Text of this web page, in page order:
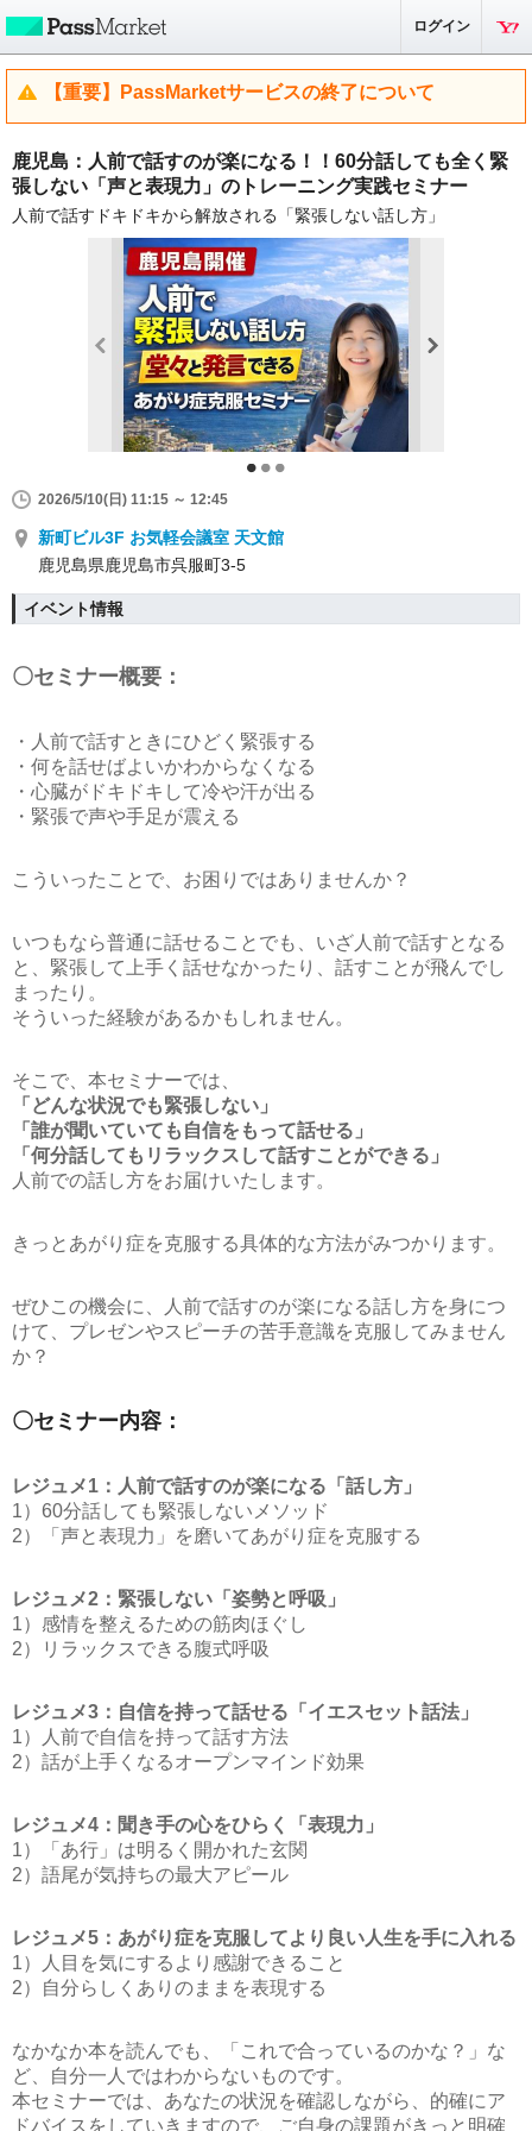
ログイン
【重要】PassMarketサービスの終了について
鹿児島：人前で話すのが楽になる！！60分話しても全く緊
張しない「声と表現力」のトレーニング実践セミナー
人前で話すドキドキから解放される「緊張しない話し方」
2026/5/10(日) 11:15 ～ 12:45
新町ビル3F お気軽会議室 天文館
鹿児島県鹿児島市呉服町3-5
イベント情報
〇セミナー概要：
・人前で話すときにひどく緊張する
・何を話せばよいかわからなくなる
・心臓がドキドキして冷や汗が出る
・緊張で声や手足が震える
こういったことで、お困りではありませんか？
いつもなら普通に話せることでも、いざ人前で話すとなる
と、緊張して上手く話せなかったり、話すことが飛んでし
まったり。
そういった経験があるかもしれません。
そこで、本セミナーでは、
「どんな状況でも緊張しない」
「誰が聞いていても自信をもって話せる」
「何分話してもリラックスして話すことができる」
人前での話し方をお届けいたします。
きっとあがり症を克服する具体的な方法がみつかります。
ぜひこの機会に、人前で話すのが楽になる話し方を身につ
けて、プレゼンやスピーチの苦手意識を克服してみません
か？
〇セミナー内容：
レジュメ1：人前で話すのが楽になる「話し方」
1）60分話しても緊張しないメソッド
2）「声と表現力」を磨いてあがり症を克服する
レジュメ2：緊張しない「姿勢と呼吸」
1）感情を整えるための筋肉ほぐし
2）リラックスできる腹式呼吸
レジュメ3：自信を持って話せる「イエスセット話法」
1）人前で自信を持って話す方法
2）話が上手くなるオープンマインド効果
レジュメ4：聞き手の心をひらく「表現力」
1）「あ行」は明るく開かれた玄関
2）語尾が気持ちの最大アピール
レジュメ5：あがり症を克服してより良い人生を手に入れる
1）人目を気にするより感謝できること
2）自分らしくありのままを表現する
なかなか本を読んでも、「これで合っているのかな？」な
ど、自分一人ではわからないものです。
本セミナーでは、あなたの状況を確認しながら、的確にア
ドバイスをしていきますので、ご自身の課題がきっと明確